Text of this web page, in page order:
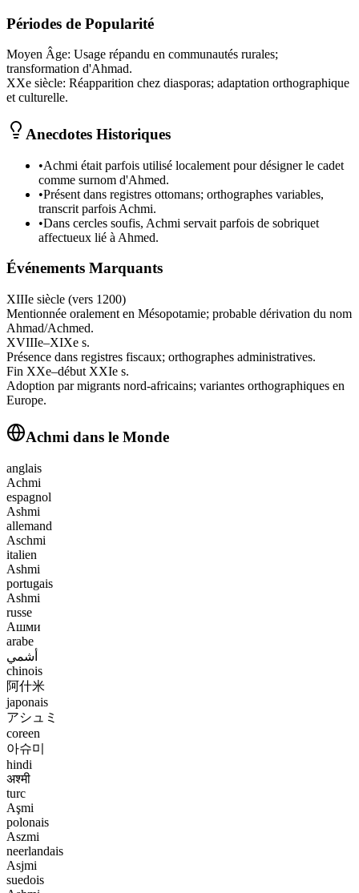
Périodes de Popularité
Moyen Âge: Usage répandu en communautés rurales;
transformation d'Ahmad.
XXe siècle: Réapparition chez diasporas; adaptation orthographique
et culturelle.
Anecdotes Historiques
•Achmi était parfois utilisé localement pour désigner le cadet
comme surnom d'Ahmed.
•Présent dans registres ottomans; orthographes variables,
transcrit parfois Achmi.
•Dans cercles soufis, Achmi servait parfois de sobriquet
affectueux lié à Ahmed.
Événements Marquants
XIIIe siècle (vers 1200)
Mentionnée oralement en Mésopotamie; probable dérivation du nom
Ahmad/Achmed.
XVIIIe–XIXe s.
Présence dans registres fiscaux; orthographes administratives.
Fin XXe–début XXIe s.
Adoption par migrants nord-africains; variantes orthographiques en
Europe.
Achmi dans le Monde
anglais
Achmi
espagnol
Ashmi
allemand
Aschmi
italien
Ashmi
portugais
Ashmi
russe
Ашми
arabe
أشمي
chinois
阿什米
japonais
アシュミ
coreen
아슈미
hindi
अश्मी
turc
Aşmi
polonais
Aszmi
neerlandais
Asjmi
suedois